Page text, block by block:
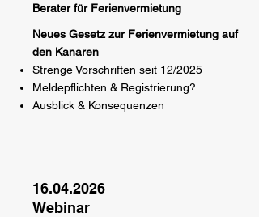
Berater für Ferienvermietung
Neues Gesetz zur Ferienvermietung auf
den Kanaren
Strenge Vorschriften seit 12/2025
Meldepflichten & Registrierung?
Ausblick & Konsequenzen
16.04.2026
Webinar